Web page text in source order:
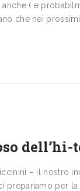
( e
che nei
dell’hi-
– il nostro
prepariamo per